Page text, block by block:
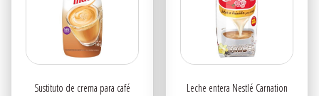
Sustituto de crema para café
Leche entera Nestlé Carnation